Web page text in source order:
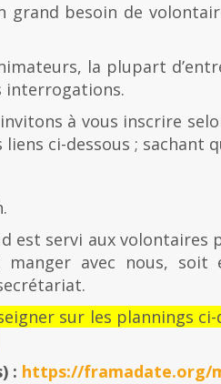
grand besoin de
la plupart
interrogations.
à vous inscrire
ci-dessous ; sachant
est servi aux volontaires
manger avec nous,
sur les plannings
: https://framadate.org/